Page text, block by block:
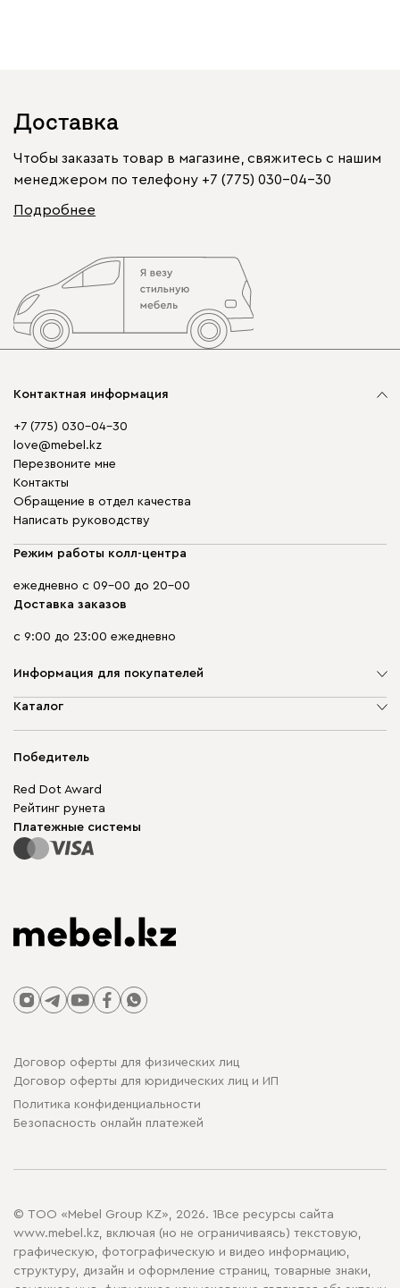
Доставка
Чтобы заказать товар в магазине, свяжитесь с нашим
менеджером по телефону +7 (775) 030-04-30
Подробнее
Контактная информация
+7 (775) 030-04-30
love@mebel.kz
Перезвоните мне
Контакты
Обращение в отдел качества
Написать руководству
Режим работы колл-центра
ежедневно с 09-00 до 20-00
Доставка заказов
с 9:00 до 23:00 ежедневно
Информация для покупателей
О компании
Гарантия
Карта сайта
Каталог
Корпусная мебель
Модульная мебель
Столы и стулья
Победитель
Red Dot Award
Рейтинг рунета
Платежные системы
Договор оферты для физических лиц
Договор оферты для юридических лиц и ИП
Политика конфиденциальности
Безопасность онлайн платежей
© ТОО «Mebel Group KZ», 2026. 1Все ресурсы сайта
www.mebel.kz, включая (но не ограничиваясь) текстовую,
графическую, фотографическую и видео информацию,
структуру, дизайн и оформление страниц, товарные знаки,